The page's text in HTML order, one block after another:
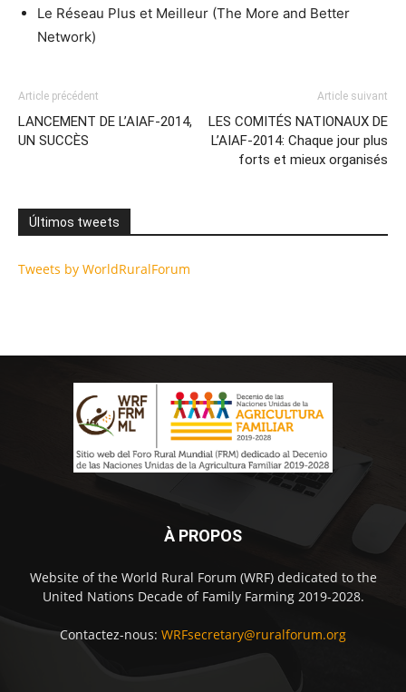
Le Réseau Plus et Meilleur (The More and Better
Network)
Article précédent
LANCEMENT DE L’AIAF-2014,
UN SUCCÈS
Article suivant
LES COMITÉS NATIONAUX DE
L’AIAF-2014: Chaque jour plus
forts et mieux organisés
Últimos tweets
Tweets by WorldRuralForum
À PROPOS
Website of the World Rural Forum (WRF) dedicated to the
United Nations Decade of Family Farming 2019-2028.
Contactez-nous: WRFsecretary@ruralforum.org